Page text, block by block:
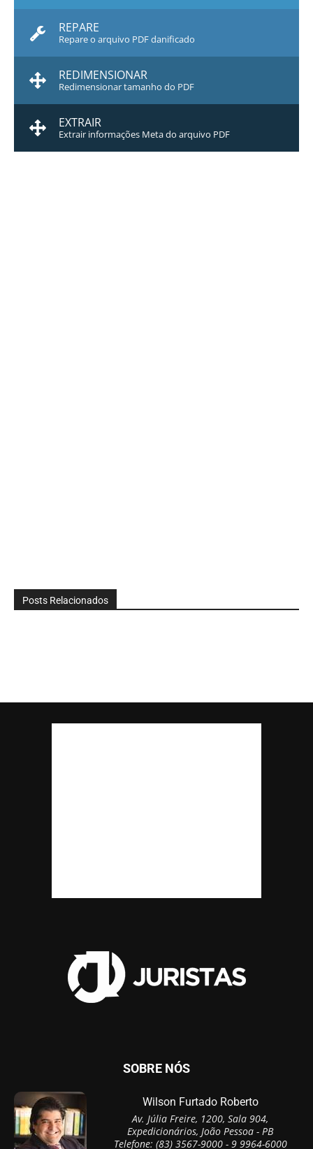
REPARE
Repare o arquivo PDF danificado
REDIMENSIONAR
Redimensionar tamanho do PDF
EXTRAIR
Extrair informações Meta do arquivo PDF
Posts Relacionados
SOBRE NÓS
Wilson Furtado Roberto
Av. Júlia Freire, 1200, Sala 904,
Expedicionários, João Pessoa - PB
Telefone: (83) 3567-9000 - 9 9964-6000